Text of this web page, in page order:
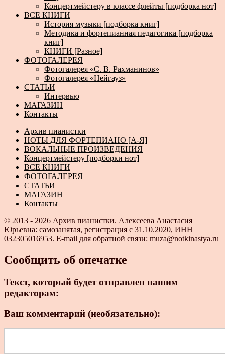
Концертмейстеру в классе флейты [подборка нот]
ВСЕ КНИГИ
История музыки [подборка книг]
Методика и фортепианная педагогика [подборка
книг]
КНИГИ [Разное]
ФОТОГАЛЕРЕЯ
Фотогалерея «С. В. Рахманинов»
Фотогалерея «Нейгауз»
СТАТЬИ
Интервью
МАГАЗИН
Контакты
Архив пианистки
НОТЫ ДЛЯ ФОРТЕПИАНО [А-Я]
ВОКАЛЬНЫЕ ПРОИЗВЕДЕНИЯ
Концертмейстеру [подборки нот]
ВСЕ КНИГИ
ФОТОГАЛЕРЕЯ
СТАТЬИ
МАГАЗИН
Контакты
© 2013 - 2026 Архив пианистки. Алексеева Анастасия
Юрьевна: самозанятая, регистрация с 31.10.2020, ИНН
032305016953. E-mail для обратной связи: muza@notkinastya.ru
Сообщить об опечатке
Текст, который будет отправлен нашим
редакторам:
Ваш комментарий (необязательно):